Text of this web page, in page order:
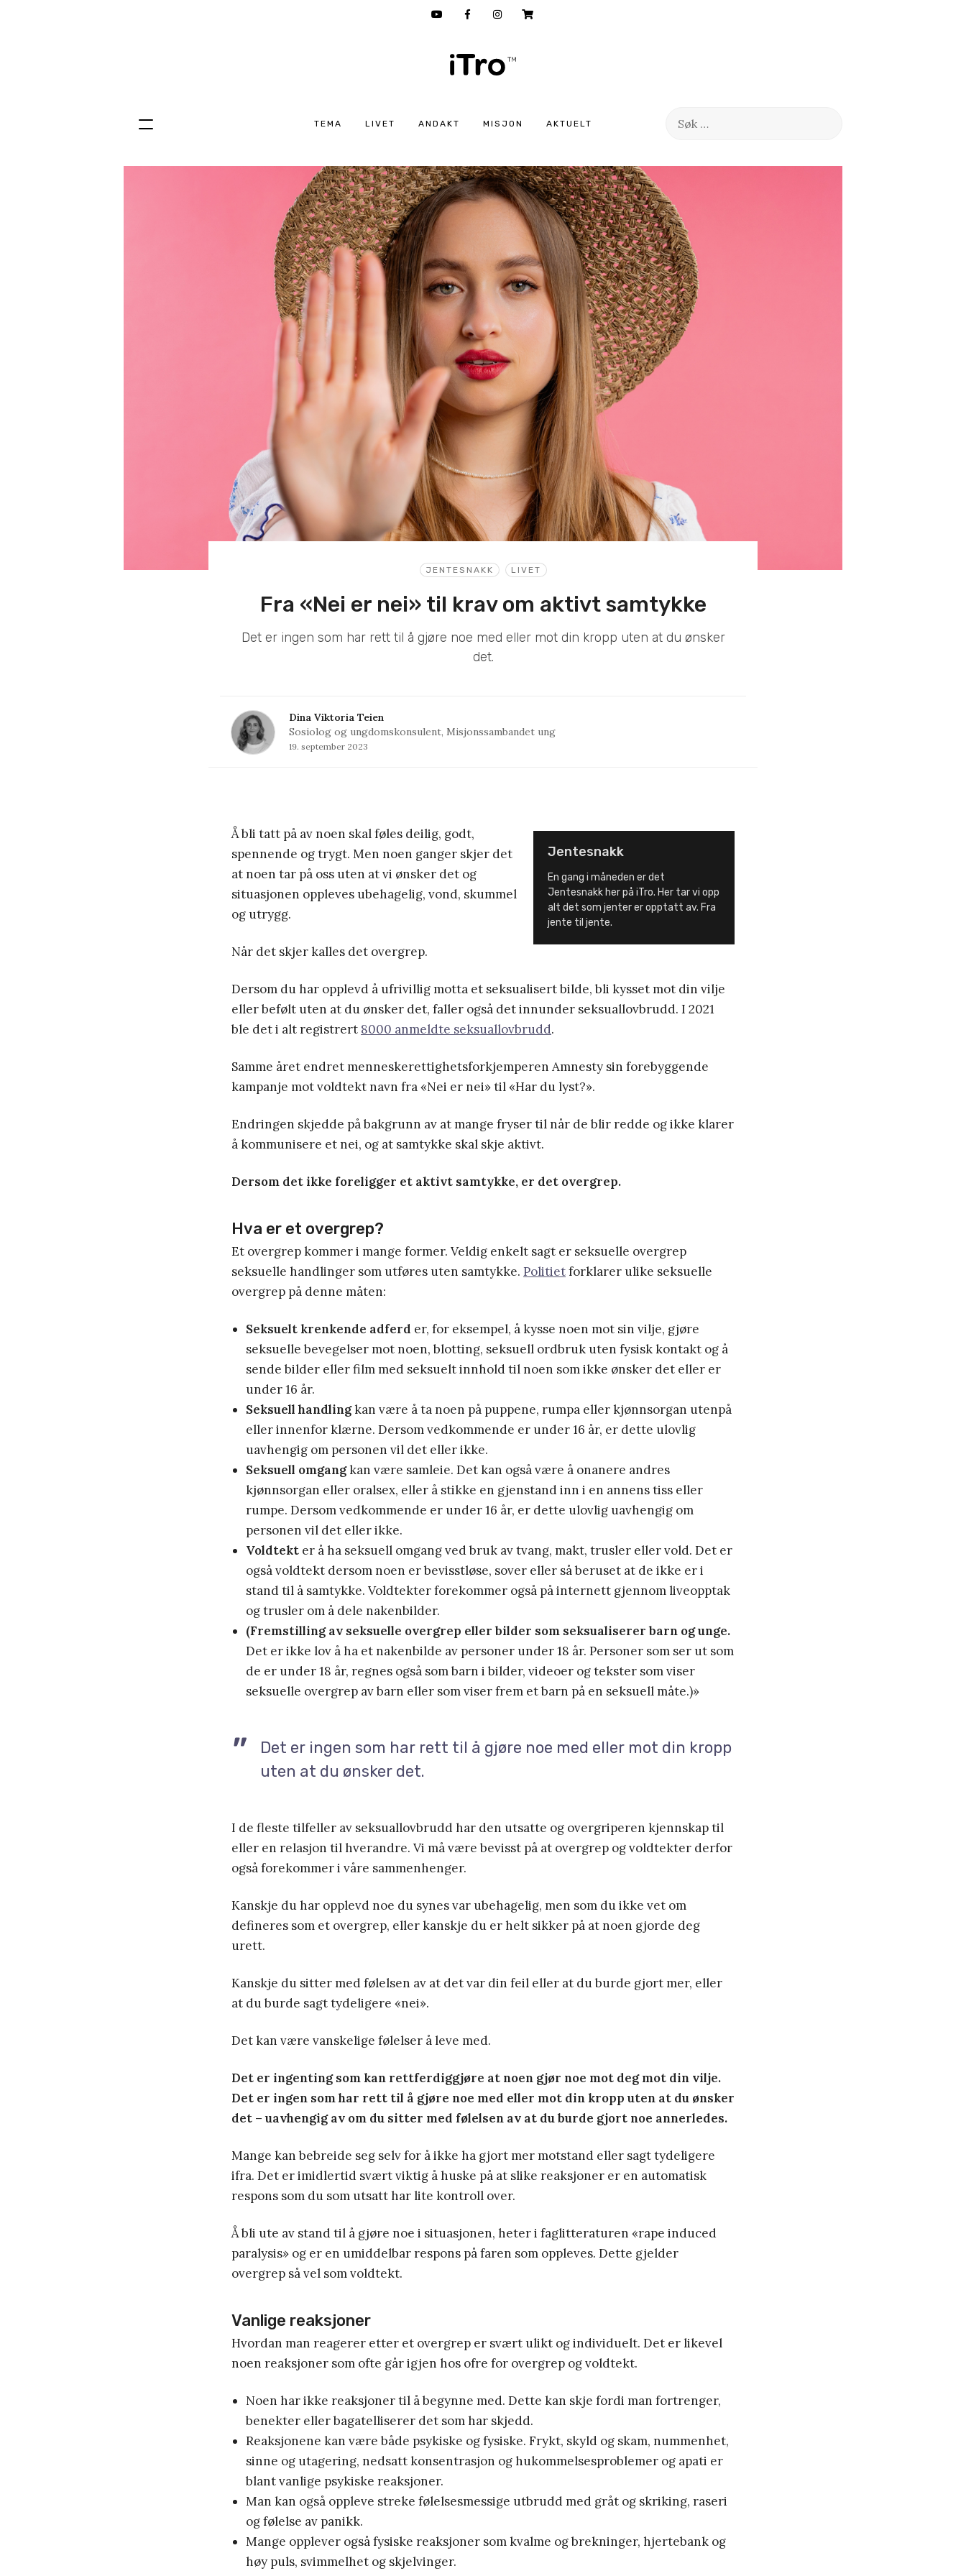
TEMA LIVET ANDAKT MISJON AKTUELT
Søk
Hopp
JENTESNAKK LIVET
Fra «Nei er nei» til krav om aktivt samtykke
Det er ingen som har rett til å gjøre noe med eller mot din kropp uten at du ønsker
det.
Dina Viktoria Teien
Sosiolog og ungdomskonsulent, Misjonssambandet ung
19. september 2023
Jentesnakk
En gang i måneden er det
Jentesnakk her på iTro. Her tar vi opp
alt det som jenter er opptatt av. Fra
jente til jente.
Å bli tatt på av noen skal føles deilig, godt,
spennende og trygt. Men noen ganger skjer det
at noen tar på oss uten at vi ønsker det og
situasjonen oppleves ubehagelig, vond, skummel
og utrygg.
Når det skjer kalles det overgrep.
Dersom du har opplevd å ufrivillig motta et seksualisert bilde, bli kysset mot din vilje
eller befølt uten at du ønsker det, faller også det innunder seksuallovbrudd. I 2021
ble det i alt registrert 8000 anmeldte seksuallovbrudd.
Samme året endret menneskerettighetsforkjemperen Amnesty sin forebyggende
kampanje mot voldtekt navn fra «Nei er nei» til «Har du lyst?».
Endringen skjedde på bakgrunn av at mange fryser til når de blir redde og ikke klarer
å kommunisere et nei, og at samtykke skal skje aktivt.
Dersom det ikke foreligger et aktivt samtykke, er det overgrep.
Hva er et overgrep?
Et overgrep kommer i mange former. Veldig enkelt sagt er seksuelle overgrep
seksuelle handlinger som utføres uten samtykke. Politietforklarer ulike seksuelle
overgrep på denne måten:
Seksuelt krenkende adferd er, for eksempel, å kysse noen mot sin vilje, gjøre
seksuelle bevegelser mot noen, blotting, seksuell ordbruk uten fysisk kontakt og å
sende bilder eller film med seksuelt innhold til noen som ikke ønsker det eller er
under 16 år.
Seksuell handlingkan være å ta noen på puppene, rumpa eller kjønnsorgan utenpå
eller innenfor klærne. Dersom vedkommende er under 16 år, er dette ulovlig
uavhengig om personen vil det eller ikke.
Seksuell omgangkan være samleie. Det kan også være å onanere andres
kjønnsorgan eller oralsex, eller å stikke en gjenstand inn i en annens tiss eller
rumpe. Dersom vedkommende er under 16 år, er dette ulovlig uavhengig om
personen vil det eller ikke.
Voldtekt er å ha seksuell omgang ved bruk av tvang, makt, trusler eller vold. Det er
også voldtekt dersom noen er bevisstløse, sover eller så beruset at de ikke er i
stand til å samtykke. Voldtekter forekommer også på internett gjennom liveopptak
og trusler om å dele nakenbilder.
(Fremstilling av seksuelle overgrep eller bilder som seksualiserer barn og unge.
Det er ikke lov å ha et nakenbilde av personer under 18 år. Personer som ser ut som
de er under 18 år, regnes også som barn i bilder, videoer og tekster som viser
seksuelle overgrep av barn eller som viser frem et barn på en seksuell måte.)»
Det er ingen som har rett til å gjøre noe med eller mot din kropp
uten at du ønsker det.
I de fleste tilfeller av seksuallovbrudd har den utsatte og overgriperen kjennskap til
eller en relasjon til hverandre. Vi må være bevisst på at overgrep og voldtekter derfor
også forekommer i våre sammenhenger.
Kanskje du har opplevd noe du synes var ubehagelig, men som du ikke vet om
defineres som et overgrep, eller kanskje du er helt sikker på at noen gjorde deg
urett.
Kanskje du sitter med følelsen av at det var din feil eller at du burde gjort mer, eller
at du burde sagt tydeligere «nei».
Det kan være vanskelige følelser å leve med.
Det er ingenting som kan rettferdiggjøre at noen gjør noe mot deg mot din vilje.
Det er ingen som har rett til å gjøre noe med eller mot din kropp uten at du ønsker
det – uavhengig av om du sitter med følelsen av at du burde gjort noe annerledes.
Mange kan bebreide seg selv for å ikke ha gjort mer motstand eller sagt tydeligere
ifra. Det er imidlertid svært viktig å huske på at slike reaksjoner er en automatisk
respons som du som utsatt har lite kontroll over.
Å bli ute av stand til å gjøre noe i situasjonen, heter i faglitteraturen «rape induced
paralysis» og er en umiddelbar respons på faren som oppleves. Dette gjelder
overgrep så vel som voldtekt.
Vanlige reaksjoner
Hvordan man reagerer etter et overgrep er svært ulikt og individuelt. Det er likevel
noen reaksjoner som ofte går igjen hos ofre for overgrep og voldtekt.
Noen har ikke reaksjoner til å begynne med. Dette kan skje fordi man fortrenger,
benekter eller bagatelliserer det som har skjedd.
Reaksjonene kan være både psykiske og fysiske. Frykt, skyld og skam, nummenhet,
sinne og utagering, nedsatt konsentrasjon og hukommelsesproblemer og apati er
blant vanlige psykiske reaksjoner.
Man kan også oppleve streke følelsesmessige utbrudd med gråt og skriking, raseri
og følelse av panikk.
Mange opplever også fysiske reaksjoner som kvalme og brekninger, hjertebank og
høy puls, svimmelhet og skjelvinger.